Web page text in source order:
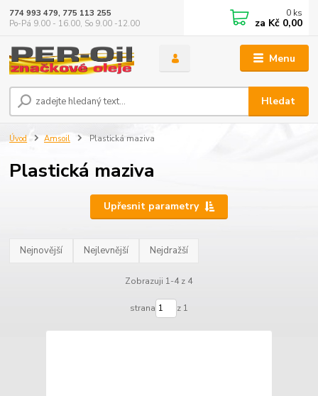
Menu
Hledat
774 993 479, 775 113 255
Po-Pá 9.00 - 16.00, So 9.00 -12.00
0 ks
za Kč 0,00
Úvod Amsoil Plastická maziva
Plastická maziva
Upřesnit parametry
Nejnovější Nejlevnější Nejdražší
Zobrazuji 1-4 z 4
strana z 1